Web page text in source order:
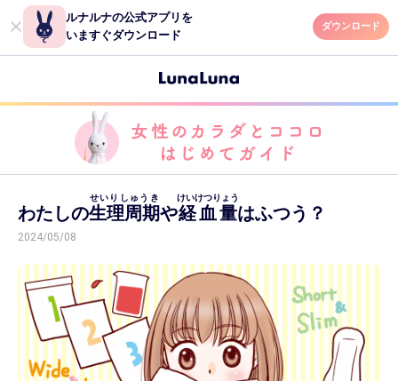
ルナルナの公式アプリを
いますぐダウンロード
ダウンロード
わたしの生理周期
せいりしゅうき
や経血量
けいけつりょう
はふつう？
2024/05/08